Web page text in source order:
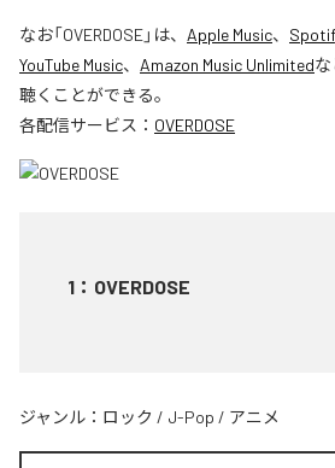
なお「OVERDOSE」は、 Apple Music、
YouTube Music、 Amazon Music Unlimited
聴くことができる。
各配信サービス： OVERDOSE
1 ： OVERDOSE
ジャンル： ロック / J-Pop / アニメ